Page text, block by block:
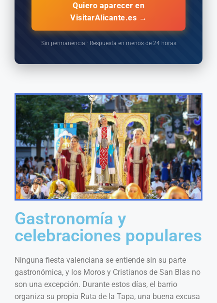
Quiero aparecer en
VisitarAlicante.es →
Sin permanencia · Respuesta en menos de 24 horas
Gastronomía y
celebraciones populares
Ninguna fiesta valenciana se entiende sin su parte
gastronómica, y los Moros y Cristianos de San Blas no
son una excepción. Durante estos días, el barrio
organiza su propia Ruta de la Tapa, una buena excusa